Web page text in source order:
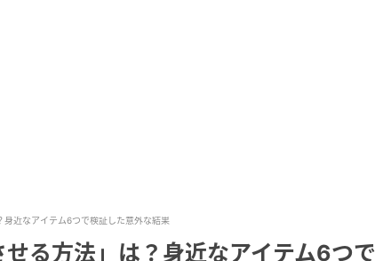
近なアイテム6つで検証した意外な結果
る方法」は？身近なアイテム6つで